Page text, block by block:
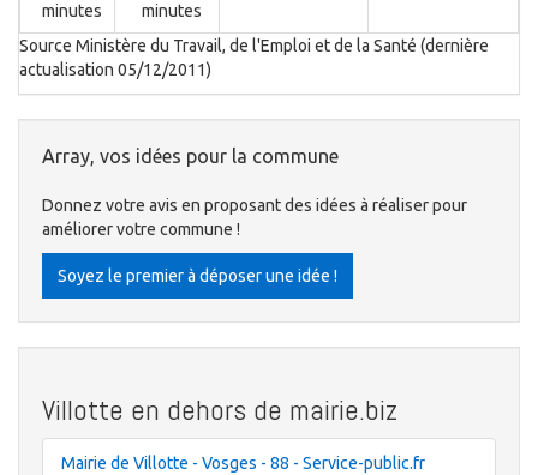
minutes
minutes
Source Ministère du Travail, de l'Emploi et de la Santé (dernière
actualisation 05/12/2011)
Array, vos idées pour la commune
Donnez votre avis en proposant des idées à réaliser pour
améliorer votre commune !
Soyez le premier à déposer une idée !
Villotte en dehors de mairie.biz
Mairie de Villotte - Vosges - 88 - Service-public.fr